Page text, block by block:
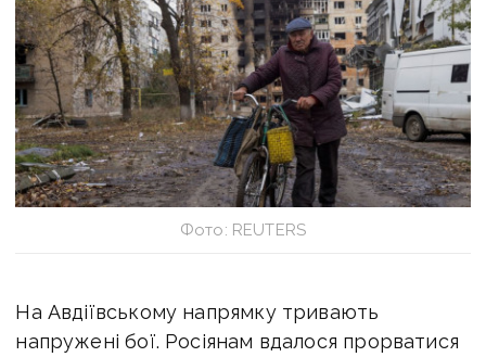
Фото: REUTERS
На Авдіївському напрямку тривають
напружені бої. Росіянам вдалося прорватися